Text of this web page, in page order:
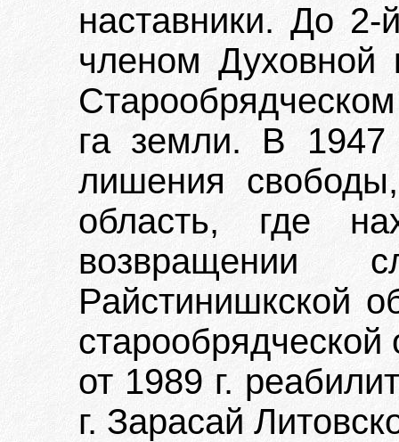
наставники. До
членом Духовной
га земли. В
лишения
область, где
возвращении
Райстинишкской
от 1989 г.
г. Зарасай